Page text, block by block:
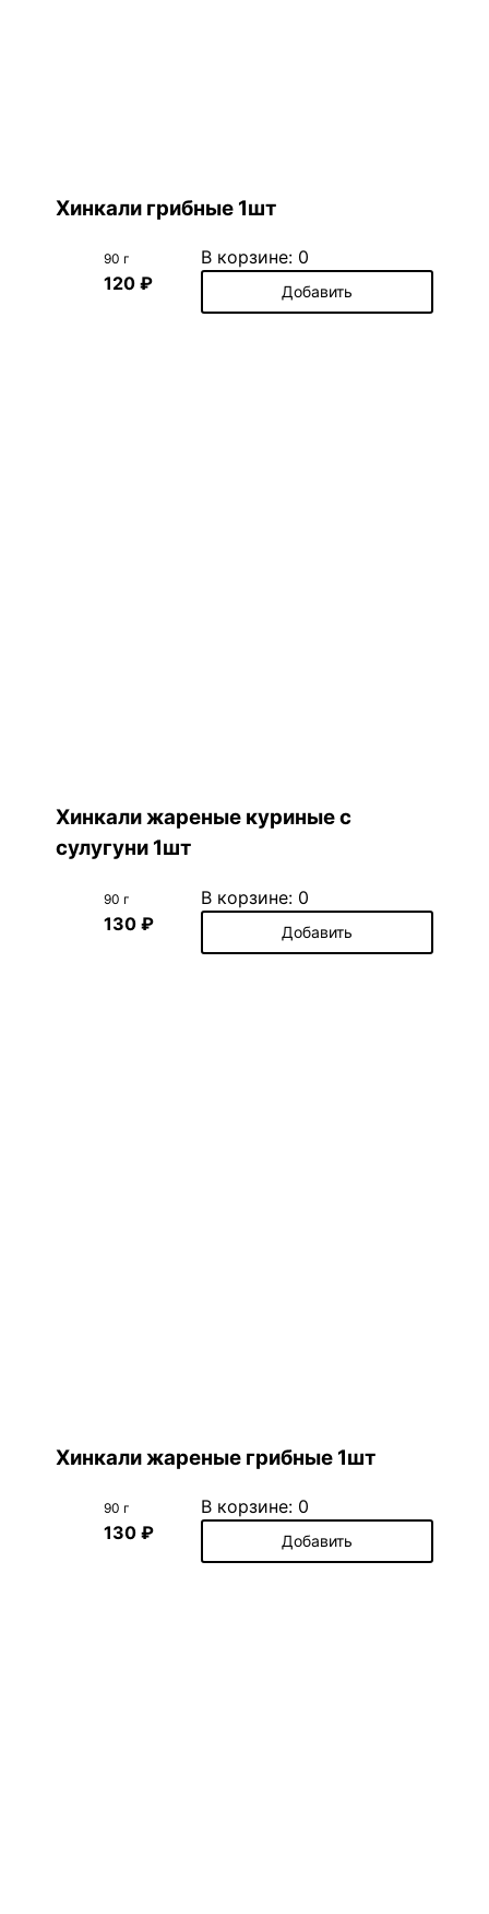
Хинкали грибные 1шт
90 г
120 ₽
В корзине: 0
Добавить
Хинкали жареные куриные с
сулугуни 1шт
90 г
130 ₽
В корзине: 0
Добавить
Хинкали жареные грибные 1шт
90 г
130 ₽
В корзине: 0
Добавить